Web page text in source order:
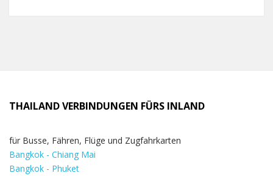
THAILAND VERBINDUNGEN FÜRS INLAND
für Busse, Fähren, Flüge und Zugfahrkarten
Bangkok - Chiang Mai
Bangkok - Phuket